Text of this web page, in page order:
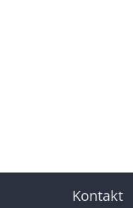
Kontakt